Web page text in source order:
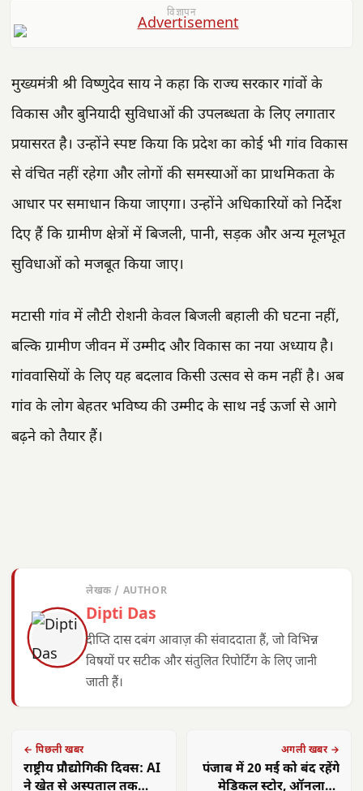
विज्ञापन
मुख्यमंत्री श्री विष्णुदेव साय ने कहा कि राज्य सरकार गांवों के
विकास और बुनियादी सुविधाओं की उपलब्धता के लिए लगातार
प्रयासरत है। उन्होंने स्पष्ट किया कि प्रदेश का कोई भी गांव विकास
से वंचित नहीं रहेगा और लोगों की समस्याओं का प्राथमिकता के
आधार पर समाधान किया जाएगा। उन्होंने अधिकारियों को निर्देश
दिए हैं कि ग्रामीण क्षेत्रों में बिजली, पानी, सड़क और अन्य मूलभूत
सुविधाओं को मजबूत किया जाए।
मटासी गांव में लौटी रोशनी केवल बिजली बहाली की घटना नहीं,
बल्कि ग्रामीण जीवन में उम्मीद और विकास का नया अध्याय है।
गांववासियों के लिए यह बदलाव किसी उत्सव से कम नहीं है। अब
गांव के लोग बेहतर भविष्य की उम्मीद के साथ नई ऊर्जा से आगे
बढ़ने को तैयार हैं।
लेखक / AUTHOR
Dipti Das
दीप्ति दास दबंग आवाज़ की संवाददाता हैं, जो विभिन्न
विषयों पर सटीक और संतुलित रिपोर्टिंग के लिए जानी
जाती हैं।
← पिछली खबर
राष्ट्रीय प्रौद्योगिकी दिवस: AI
ने खेत से अस्पताल तक
अगली खबर →
पंजाब में 20 मई को बंद रहेंगे
मेडिकल स्टोर, ऑनलाइन